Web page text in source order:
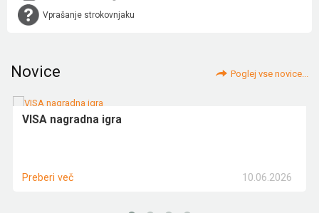
Vprašanje strokovnjaku
Novice Poglej vse novice...
VISA nagradna igra
10.06.2026
Preberi več